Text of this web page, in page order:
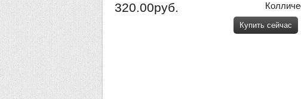
Купить сейчас
320.00руб.